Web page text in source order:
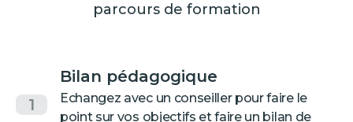
parcours de formation
1
Bilan pédagogique
Echangez avec un conseiller pour faire le
point sur vos objectifs et faire un bilan de